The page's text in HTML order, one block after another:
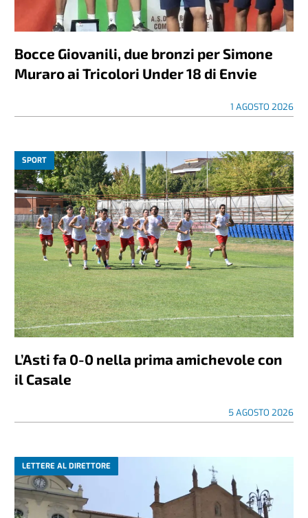
Bocce Giovanili, due bronzi per Simone
Muraro ai Tricolori Under 18 di Envie
1 AGOSTO 2026
SPORT
L’Asti fa 0-0 nella prima amichevole con
il Casale
5 AGOSTO 2026
LETTERE AL DIRETTORE